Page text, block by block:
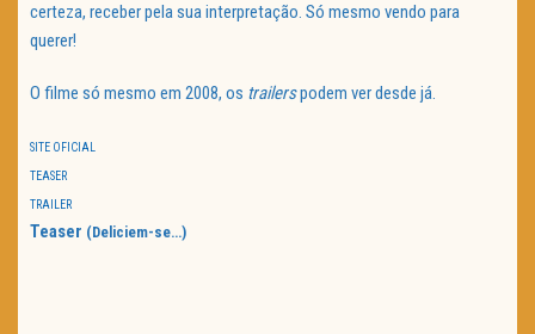
certeza, receber pela sua interpretação. Só mesmo vendo para
querer!
O filme só mesmo em 2008, os trailerspodem ver desde já.
SITE OFICIAL
TEASER
TRAILER
Teaser (Deliciem-se…)